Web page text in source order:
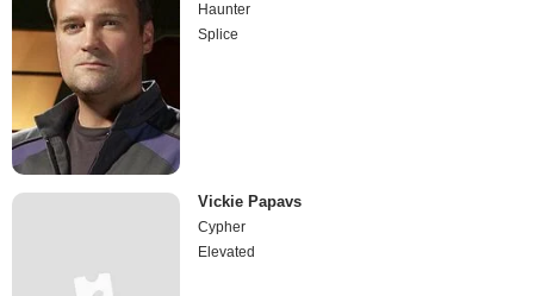
Haunter
Splice
Vickie Papavs
Cypher
Elevated